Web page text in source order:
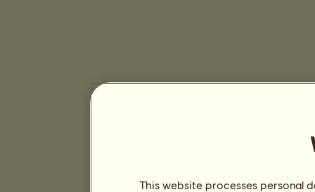
This website processes personal